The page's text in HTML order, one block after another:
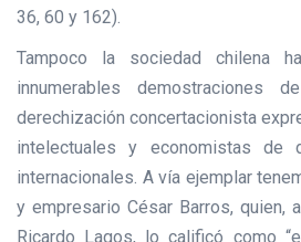
36, 60 y 162).
Tampoco la sociedad chilena
innumerables demostraciones
derechización concertacionista
intelectuales y economistas de
internacionales. A vía ejemplar
y empresario César Barros, quien,
Ricardo Lagos, lo calificó como